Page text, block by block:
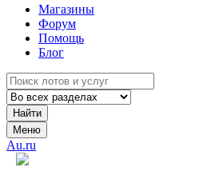
Магазины
Форум
Помощь
Блог
Найти
Меню
Au.ru